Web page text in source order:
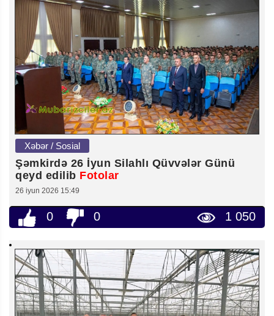
Xəbər / Sosial
Şəmkirdə 26 İyun Silahlı Qüvvələr Günü
qeyd edilib Fotolar
26 iyun 2026 15:49
0 0 1 050